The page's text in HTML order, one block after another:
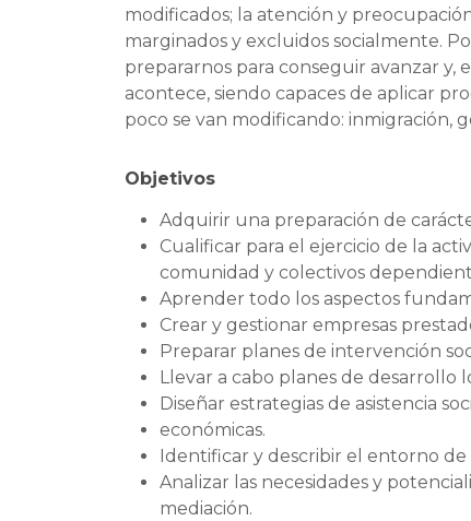
modificados; la atención y
marginados y excluidos socialmente.
prepararnos para conseguir avanzar y,
acontece, siendo capaces de aplicar
poco se van modificando: inmigración,
Objetivos
Adquirir una preparación de
Cualificar para el ejercicio de la
comunidad y colectivos
Aprender todo los aspectos
Crear y gestionar empresas
Preparar planes de intervención
Llevar a cabo planes de
Diseñar estrategias de asistencia
económicas.
Identificar y describir el entorno
Analizar las necesidades y
mediación.